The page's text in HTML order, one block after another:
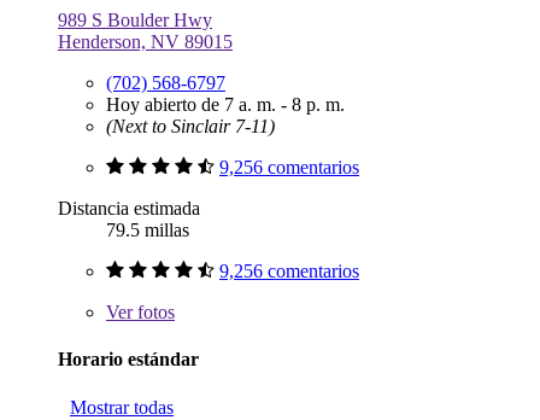
989 S Boulder Hwy
Henderson, NV 89015
(702) 568-6797
Hoy abierto de 7 a. m. - 8 p. m.
(Next to Sinclair 7-11)
9,256 comentarios
Distancia estimada
79.5 millas
9,256 comentarios
Verfotos
Horario estándar
Mostrar todas